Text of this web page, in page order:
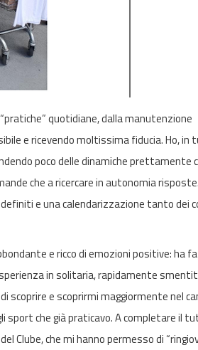
quotidiane, dalla manutenzione
e ricevendo moltissima fiducia. Ho, in
poco delle dinamiche prettamente
che a ricercare in autonomia
e una calendarizzazione tanto dei
e ricco di emozioni positive: ha
in solitaria, rapidamente
scoprire e scoprirmi maggiormente nel
sport che già praticavo. A completare il
Clube, che mi hanno permesso di